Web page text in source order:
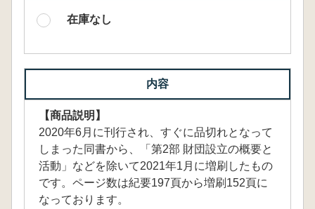
在庫なし
内容
【商品説明】
2020年6月に刊行され、すぐに品切れとなって
しまった同書から、「第2部 財団設立の概要と
活動」などを除いて2021年1月に増刷したもの
です。ページ数は紀要197頁から増刷152頁に
なっております。